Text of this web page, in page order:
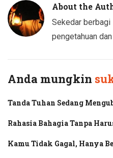
About the
Sekedar
pengetahuan
Anda mungkin
Tanda Tuhan Sedang
Rahasia Bahagia Tanpa
Kamu Tidak Gagal, Hanya